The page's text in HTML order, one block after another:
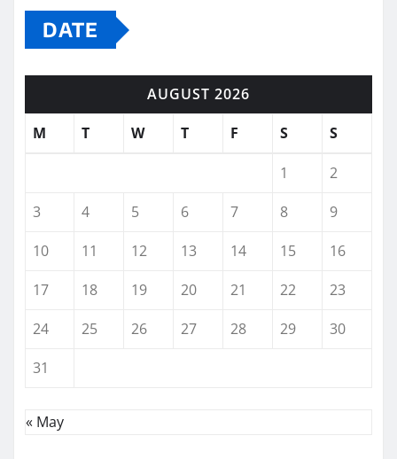
DATE
AUGUST 2026
M
T W T F S S
1
2
3
4 5 6 7 8
9
10
11 12 13 14 15
16
17
18 19 20 21 22
23
24
25 26 27 28 29
30
31
« May